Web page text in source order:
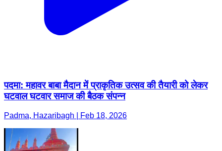
पदमा: महावर बाबा मैदान में प्राकृतिक उत्सव की तैयारी को लेकर
घटवाल घटवार समाज की बैठक संपन्न
Padma, Hazaribagh | Feb 18, 2026